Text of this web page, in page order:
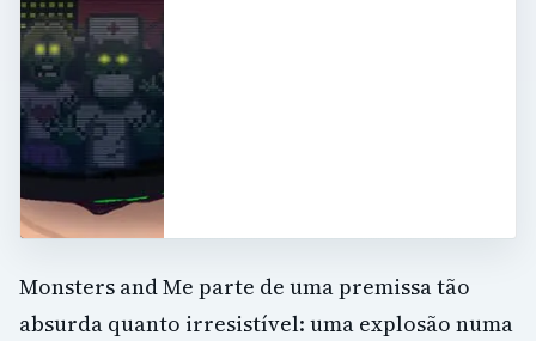
Monsters and Me parte de uma premissa tão
absurda quanto irresistível: uma explosão numa